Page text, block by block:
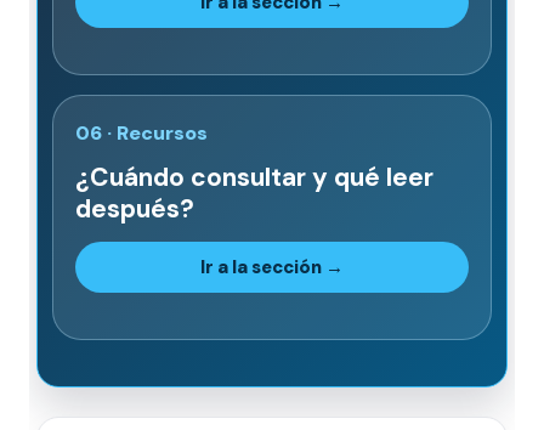
06 · Recursos
¿Cuándo consultar y qué leer
después?
Ir a la sección →